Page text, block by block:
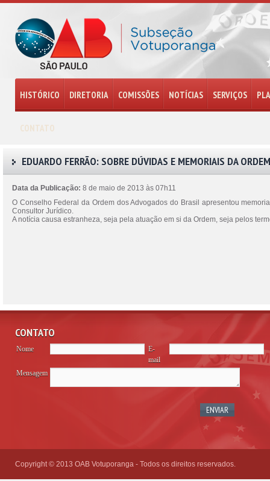
HISTÓRICO DIRETORIA COMISSÕES NOTÍCIAS SERVIÇOS
CONTATO
EDUARDO FERRÃO: SOBRE DÚVIDAS E MEMORIAIS DA
Data da Publicação: 8 de maio de 2013 às 07h11
O Conselho Federal da Ordem dos Advogados do Brasil apresentou
Consultor Jurídico.
A notícia causa estranheza, seja pela atuação em si da Ordem, seja pelos
CONTATO
Nome
E-
mail
Mensagem
Copyright © 2013 OAB Votuporanga - Todos os direitos reservados.